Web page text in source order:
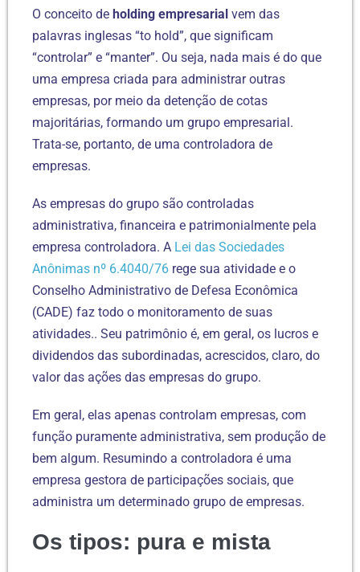
O conceito de holding empresarial vem das
palavras inglesas “to hold”, que significam
“controlar” e “manter”. Ou seja, nada mais é do que
uma empresa criada para administrar outras
empresas, por meio da detenção de cotas
majoritárias, formando um grupo empresarial.
Trata-se, portanto, de uma controladora de
empresas.
As empresas do grupo são controladas
administrativa, financeira e patrimonialmente pela
empresa controladora. A Lei das Sociedades
Anônimas nº 6.4040/76 rege sua atividade e o
Conselho Administrativo de Defesa Econômica
(CADE) faz todo o monitoramento de suas
atividades.. Seu patrimônio é, em geral, os lucros e
dividendos das subordinadas, acrescidos, claro, do
valor das ações das empresas do grupo.
Em geral, elas apenas controlam empresas, com
função puramente administrativa, sem produção de
bem algum. Resumindo a controladora é uma
empresa gestora de participações sociais, que
administra um determinado grupo de empresas.
Os tipos: pura e mista